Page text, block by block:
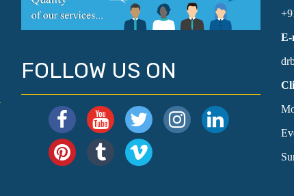
FOLLOW US ON
E-